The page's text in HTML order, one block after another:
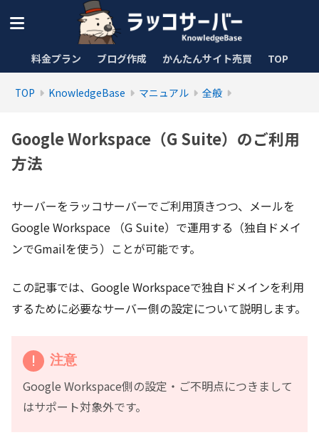
料金プラン ブログ作成 かんたんサイト売買 TOP
TOP KnowledgeBase マニュアル 全般
Google Workspace（G Suite）のご利用
方法
サーバーをラッコサーバーでご利用頂きつつ、メールを
Google Workspace （G Suite）で運用する（独自ドメイ
ンでGmailを使う）ことが可能です。
この記事では、Google Workspaceで独自ドメインを利用
するために必要なサーバー側の設定について説明します。
注意
Google Workspace側の設定・ご不明点につきまして
はサポート対象外です。